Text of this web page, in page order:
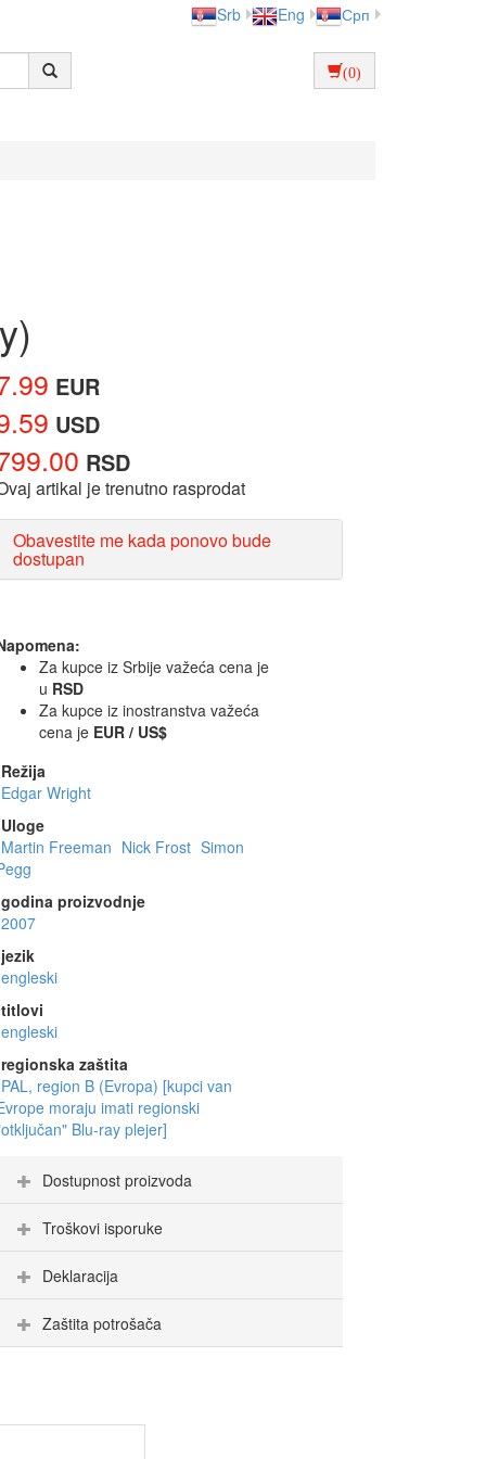
Srb Eng Срп
(0)
EUR
USD
RSD
artikal je trenutno rasprodat
Obavestite me kada ponovo bude
dostupan
Za kupce iz Srbije važeća cena je
u RSD
Za kupce iz inostranstva važeća
cena je EUR / US$
Režija
Edgar Wright
Uloge
Martin Freeman Nick Frost Simon
godina proizvodnje
2007
jezik
engleski
titlovi
engleski
regionska zaštita
PAL, region B (Evropa) [kupci van
moraju imati regionski
Blu-ray plejer]
Dostupnost proizvoda
Troškovi isporuke
Deklaracija
Zaštita potrošača